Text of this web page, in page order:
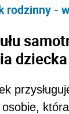
rodzinny -